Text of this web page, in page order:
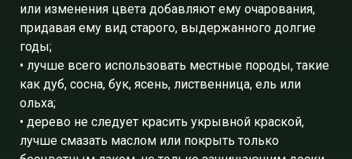
или изменения цвета добавляют ему очарования,
придавая ему вид старого, выдержанного долгие
годы;
• лучше всего использовать местные породы, такие
как дуб, сосна, бук, ясень, лиственница, ель или
ольха;
• дерево не следует красить укрывной краской,
лучше смазать маслом или покрыть только